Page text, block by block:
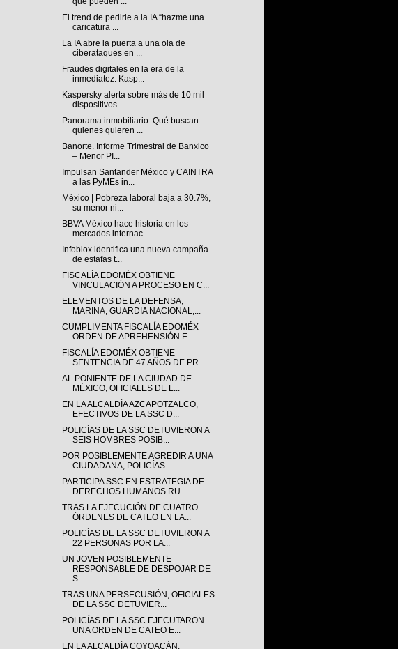
El trend de pedirle a la IA “hazme una
caricatura ...
La IA abre la puerta a una ola de
ciberataques en ...
Fraudes digitales en la era de la
inmediatez: Kasp...
Kaspersky alerta sobre más de 10 mil
dispositivos ...
Panorama inmobiliario: Qué buscan
quienes quieren ...
Banorte. Informe Trimestral de Banxico
– Menor PI...
Impulsan Santander México y CAINTRA
a las PyMEs in...
México | Pobreza laboral baja a 30.7%,
su menor ni...
BBVA México hace historia en los
mercados internac...
Infoblox identifica una nueva campaña
de estafas t...
FISCALÍA EDOMÉX OBTIENE
VINCULACIÓN A PROCESO EN C...
ELEMENTOS DE LA DEFENSA,
MARINA, GUARDIA NACIONAL,...
CUMPLIMENTA FISCALÍA EDOMÉX
ORDEN DE APREHENSIÓN E...
FISCALÍA EDOMÉX OBTIENE
SENTENCIA DE 47 AÑOS DE PR...
AL PONIENTE DE LA CIUDAD DE
MÉXICO, OFICIALES DE L...
EN LA ALCALDÍA AZCAPOTZALCO,
EFECTIVOS DE LA SSC D...
POLICÍAS DE LA SSC DETUVIERON A
SEIS HOMBRES POSIB...
POR POSIBLEMENTE AGREDIR A UNA
CIUDADANA, POLICÍAS...
PARTICIPA SSC EN ESTRATEGIA DE
DERECHOS HUMANOS RU...
TRAS LA EJECUCIÓN DE CUATRO
ÓRDENES DE CATEO EN LA...
POLICÍAS DE LA SSC DETUVIERON A
22 PERSONAS POR LA...
UN JOVEN POSIBLEMENTE
RESPONSABLE DE DESPOJAR DE
S...
TRAS UNA PERSECUSIÓN, OFICIALES
DE LA SSC DETUVIER...
POLICÍAS DE LA SSC EJECUTARON
UNA ORDEN DE CATEO E...
EN LA ALCALDÍA COYOACÁN,